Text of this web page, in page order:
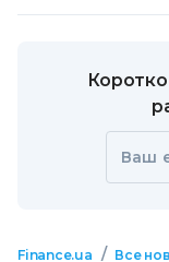
Коротко
Ваш
Finance.ua / Все